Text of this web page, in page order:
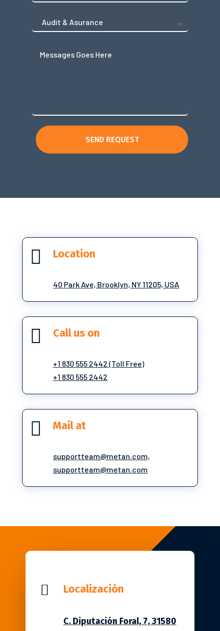
SEND REQUEST
 Location
40 Park Ave, Brooklyn, NY 11205, USA
 Call us on
+1 830 555 2442 (Toll Free)
+1 830 555 2442
 Mail at
supportteam@metan.com,
supportteam@metan.com
 Localización
C. Diputación Foral, 7, 31580